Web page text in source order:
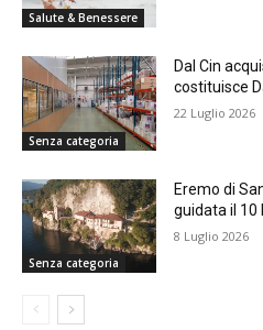
Salute & Benessere
Senza categoria
Dal Cin
costituisce
22 Luglio 2026
Senza categoria
Eremo di
guidata il 10
8 Luglio 2026